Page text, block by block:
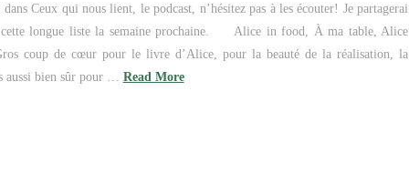
Ceux qui nous lient, le podcast, n’hésitez pas à les écouter! Je partagerai
cette longue liste la semaine prochaine. Alice in food, À ma table, Alice
coup de cœur pour le livre d’Alice, pour la beauté de la réalisation, la
aussi bien sûr pour … Read More